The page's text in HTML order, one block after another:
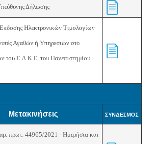
Δήλωσης
Ηλεκτρονικών Τιμολογίων
Αγαθών ή Υπηρεσιών στο
του Ε.Λ.Κ.Ε. του Πανεπιστημίου
Μετακινήσεις ΣΥΝΔΕΣΜΟΣ
πρωτ. 44965/2021 - Ημερήσια και